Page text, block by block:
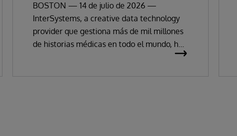
electrónica empresarial
BOSTON — 14 de julio de 2026 —
InterSystems, a creative data technology
provider que gestiona más de mil millones
de historias médicas en todo el mundo, ha